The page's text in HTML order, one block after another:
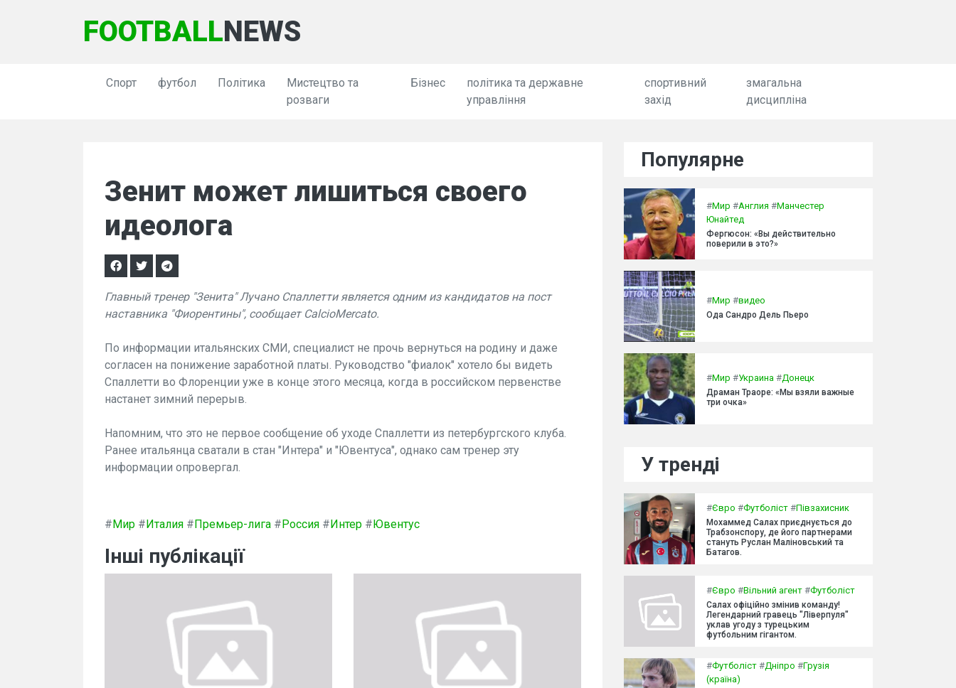
FOOTBALLNEWS
Спорт футбол Політика
Мистецтво та
розваги
Бізнес
політика та державне
управління
спортивний
захід
змагальна
дисципліна
Зенит может лишиться своего
идеолога
Главный тренер "Зенита" Лучано Спаллетти является одним из кандидатов на пост
наставника "Фиорентины", сообщает CalcioMercato.
По информации итальянских СМИ, специалист не прочь вернуться на родину и даже
согласен на понижение заработной платы. Руководство "фиалок" хотело бы видеть
Спаллетти во Флоренции уже в конце этого месяца, когда в российском первенстве
настанет зимний перерыв.
Напомним, что это не первое сообщение об уходе Спаллетти из петербургского клуба.
Ранее итальянца сватали в стан "Интера" и "Ювентуса", однако сам тренер эту
информации опровергал.
#Мир #Италия #Премьер-лига #Россия #Интер #Ювентус
Інші публікації
Популярне
#Мир #Англия #Манчестер
Юнайтед
Фергюсон: «Вы действительно
поверили в это?»
#Мир #видео
Ода Сандро Дель Пьеро
#Мир #Украина #Донецк
Драман Траоре: «Мы взяли важные
три очка»
У тренді
#Євро #Футболіст #Півзахисник
Мохаммед Салах приєднується до
Трабзонспору, де його партнерами
стануть Руслан Маліновський та
Батагов.
#Євро #Вільний агент #Футболіст
Салах офіційно змінив команду!
Легендарний гравець "Ліверпуля"
уклав угоду з турецьким
футбольним гігантом.
#Футболіст #Дніпро #Грузія
(країна)